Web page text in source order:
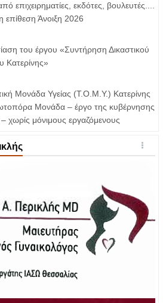
επιχειρηματίες, εκδότες, βουλευτές....
επίθεση Άνοιξη 2026
του έργου «Συντήρηση Δικαστικού
Κατερίνης»
Μονάδα Υγείας (Τ.Ο.Μ.Υ.) Κατερίνης
Μονάδα – έργο της κυβέρνησης
χωρίς μόνιμους εργαζόμενους